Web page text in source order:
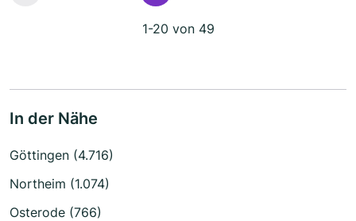
1-20 von 49
In der Nähe
Göttingen (4.716)
Northeim (1.074)
Osterode (766)